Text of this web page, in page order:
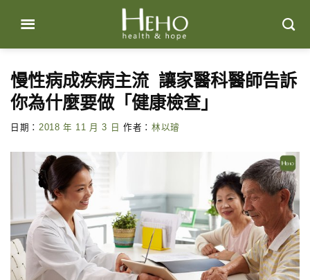
content
慢性病成疾病主流 讓家醫科醫師告訴
你為什麼要做「健康檢查」
日期： 2018 年 11 月 3 日 作者： 林以璿